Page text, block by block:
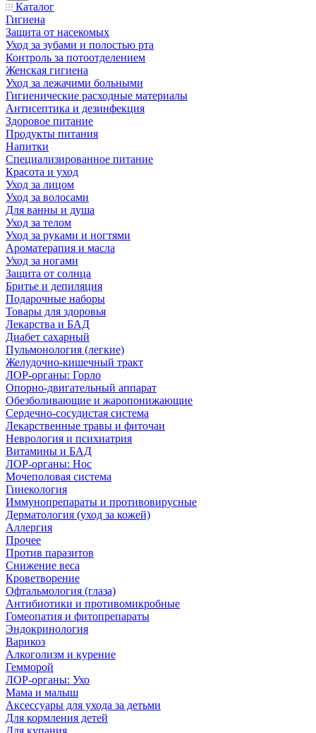
Каталог
Гигиена
Защита от насекомых
Уход за зубами и полостью рта
Контроль за потоотделением
Женская гигиена
Уход за лежачими больными
Гигиенические расходные материалы
Антисептика и дезинфекция
Здоровое питание
Продукты питания
Напитки
Специализированное питание
Красота и уход
Уход за лицом
Уход за волосами
Для ванны и душа
Уход за телом
Уход за руками и ногтями
Ароматерапия и масла
Уход за ногами
Защита от солнца
Бритье и депиляция
Подарочные наборы
Товары для здоровья
Лекарства и БАД
Диабет сахарный
Пульмонология (легкие)
Желудочно-кишечный тракт
ЛОР-органы: Горло
Опорно-двигательный аппарат
Обезболивающие и жаропонижающие
Сердечно-сосудистая система
Лекарственные травы и фиточаи
Неврология и психиатрия
Витамины и БАД
ЛОР-органы: Нос
Мочеполовая система
Гинекология
Иммунопрепараты и противовирусные
Дерматология (уход за кожей)
Аллергия
Прочее
Против паразитов
Снижение веса
Кроветворение
Офтальмология (глаза)
Антибиотики и противомикробные
Гомеопатия и фитопрепараты
Эндокринология
Варикоз
Алкоголизм и курение
Гемморой
ЛОР-органы: Ухо
Мама и малыш
Аксессуары для ухода за детьми
Для кормления детей
Для купания